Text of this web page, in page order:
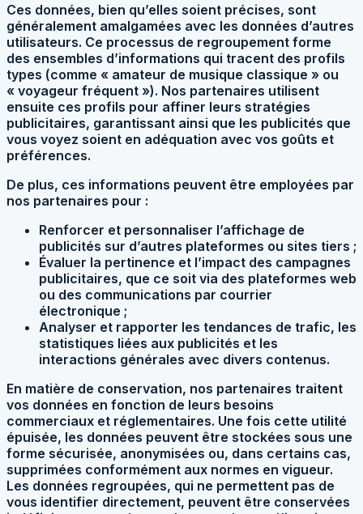
Ces données, bien qu’elles soient précises, sont
généralement amalgamées avec les données d’autres
utilisateurs. Ce processus de regroupement forme
des ensembles d’informations qui tracent des profils
types (comme « amateur de musique classique » ou
« voyageur fréquent »). Nos partenaires utilisent
ensuite ces profils pour affiner leurs stratégies
publicitaires, garantissant ainsi que les publicités que
vous voyez soient en adéquation avec vos goûts et
préférences.
De plus, ces informations peuvent être employées par
nos partenaires pour :
Renforcer et personnaliser l’affichage de
publicités sur d’autres plateformes ou sites tiers ;
Évaluer la pertinence et l’impact des campagnes
publicitaires, que ce soit via des plateformes web
ou des communications par courrier
électronique ;
Analyser et rapporter les tendances de trafic, les
statistiques liées aux publicités et les
interactions générales avec divers contenus.
En matière de conservation, nos partenaires traitent
vos données en fonction de leurs besoins
commerciaux et réglementaires. Une fois cette utilité
épuisée, les données peuvent être stockées sous une
forme sécurisée, anonymisées ou, dans certains cas,
supprimées conformément aux normes en vigueur.
Les données regroupées, qui ne permettent pas de
vous identifier directement, peuvent être conservées